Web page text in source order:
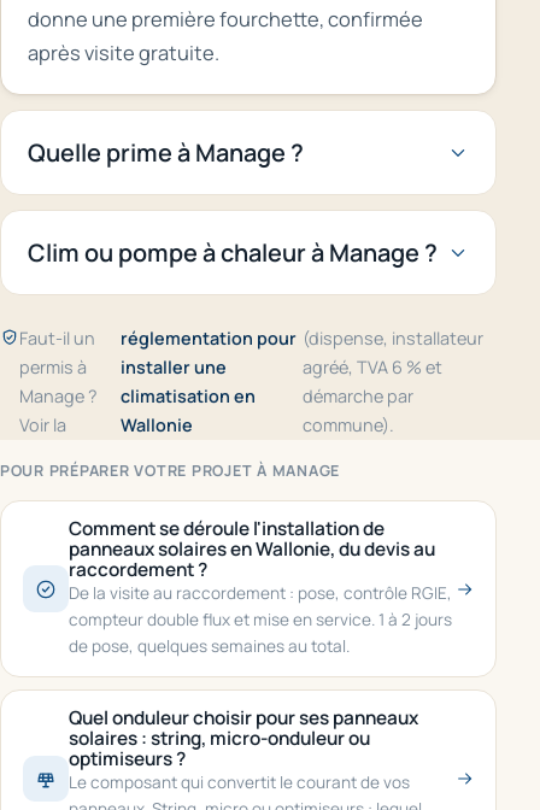
donne une première fourchette, confirmée
après visite gratuite.
Quelle prime à Manage ?
Clim ou pompe à chaleur à Manage ?
Faut-il un
permis à
Manage ?
Voir la
réglementation pour
installer une
climatisation en
Wallonie
(dispense, installateur
agréé, TVA 6 % et
démarche par
commune).
POUR PRÉPARER VOTRE PROJET À MANAGE
Comment se déroule l'installation de
panneaux solaires en Wallonie, du devis au
raccordement ?
De la visite au raccordement : pose, contrôle RGIE,
compteur double flux et mise en service. 1 à 2 jours
de pose, quelques semaines au total.
Quel onduleur choisir pour ses panneaux
solaires : string, micro-onduleur ou
optimiseurs ?
Le composant qui convertit le courant de vos